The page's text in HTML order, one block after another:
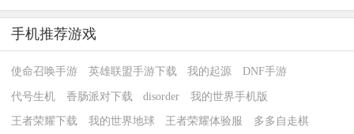
手机推荐游戏
使命召唤手游 英雄联盟手游下载 我的起源 DNF手游
代号生机 香肠派对下载 disorder 我的世界手机版
王者荣耀下载 我的世界地球 王者荣耀体验服 多多自走棋